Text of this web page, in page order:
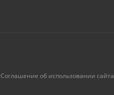
Соглашение об использовании сайта